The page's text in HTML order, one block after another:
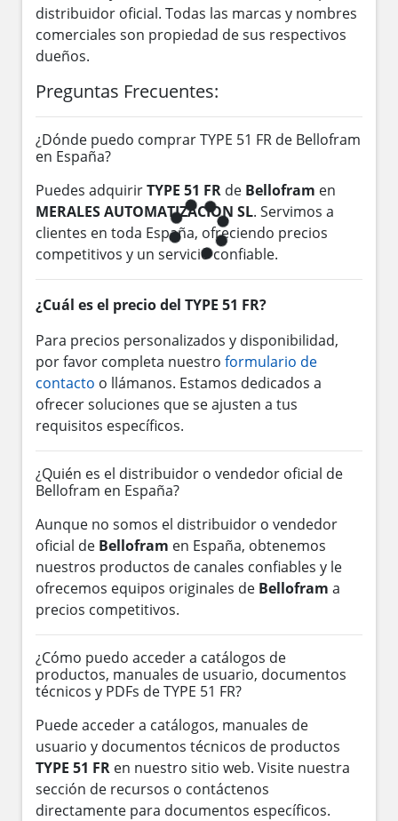
distribuidor oficial. Todas las marcas y nombres
comerciales son propiedad de sus respectivos
dueños.
Preguntas Frecuentes:
¿Dónde puedo comprar TYPE 51 FR de Bellofram
en España?
Puedes adquirirTYPE 51 FR de Bellofram en
MERALES AUTOMATIZACION SL. Servimos a
clientes en toda España, ofreciendo precios
competitivos y un servicio confiable.
¿Cuál es el precio del TYPE 51 FR?
Para precios personalizados y disponibilidad,
por favor completa nuestro formulario de
contacto o llámanos. Estamos dedicados a
ofrecer soluciones que se ajusten a tus
requisitos específicos.
¿Quién es el distribuidor o vendedor oficial de
Bellofram en España?
Aunque no somos el distribuidor o vendedor
oficial de Bellofram en España, obtenemos
nuestros productos de canales confiables y le
ofrecemos equipos originales de Bellofram a
precios competitivos.
¿Cómo puedo acceder a catálogos de
productos, manuales de usuario, documentos
técnicos y PDFs de TYPE 51 FR?
Puede acceder a catálogos, manuales de
usuario y documentos técnicos de productos
TYPE 51 FR en nuestro sitio web. Visite nuestra
sección de recursos o contáctenos
directamente para documentos específicos.